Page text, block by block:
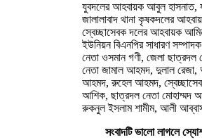
যুবদলের আহবায়ক আবুল
জালালাবাদ থানা কৃষকদলের
স্বেচ্ছাসেবক দলের আহবায়ক
ইউনিয়ন বিএনপির সাধারণ
নেতা ওসমান গণী, জেলা ছাত্রদল
নেতা জামাল আহমদ, দুলাল রেজা,
আহমদ, রুহেল আহমদ,
আশিক, ছাত্রদল নেতা মোহাম্মদ
রুকনুল ইসলাম শামীম, আলী
সংবাদটি ভালো লাগলে